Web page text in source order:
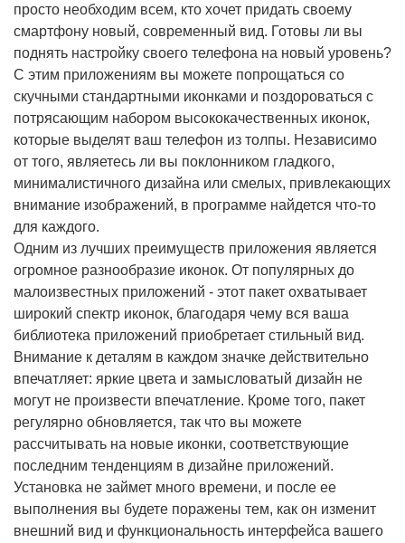
просто необходим всем, кто хочет придать своему
смартфону новый, современный вид. Готовы ли вы
поднять настройку своего телефона на новый уровень?
С этим приложениям вы можете попрощаться со
скучными стандартными иконками и поздороваться с
потрясающим набором высококачественных иконок,
которые выделят ваш телефон из толпы. Независимо
от того, являетесь ли вы поклонником гладкого,
минималистичного дизайна или смелых, привлекающих
внимание изображений, в программе найдется что-то
для каждого.
Одним из лучших преимуществ приложения является
огромное разнообразие иконок. От популярных до
малоизвестных приложений - этот пакет охватывает
широкий спектр иконок, благодаря чему вся ваша
библиотека приложений приобретает стильный вид.
Внимание к деталям в каждом значке действительно
впечатляет: яркие цвета и замысловатый дизайн не
могут не произвести впечатление. Кроме того, пакет
регулярно обновляется, так что вы можете
рассчитывать на новые иконки, соответствующие
последним тенденциям в дизайне приложений.
Установка не займет много времени, и после ее
выполнения вы будете поражены тем, как он изменит
внешний вид и функциональность интерфейса вашего